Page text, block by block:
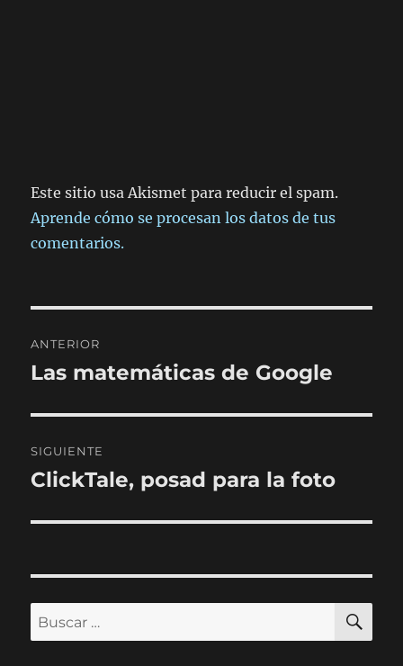
Este sitio usa Akismet para reducir el spam.
Aprende cómo se procesan los datos de tus
comentarios.
de
ANTERIOR
Entrada
Las matemáticas de Google
SIGUIENTE
Entrada
ClickTale, posad para la foto
Buscar
por: